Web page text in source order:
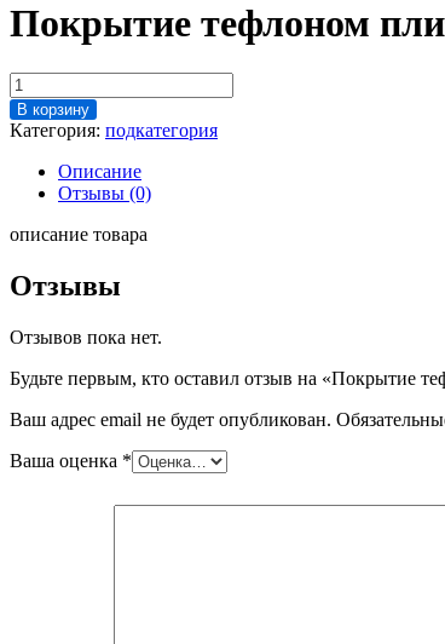
Покрытие тефлоном
Количество
товара
Покрытие
тефлоном
плита
383х299х15
ML-
3600
В корзину
Категория: подкатегория
Описание
Отзывы (0)
описание товара
Отзывы
Отзывов пока нет.
Будьте первым, кто оставил отзыв на «Покрытие
Ваш адрес email не будет опубликован.
Ваша оценка *